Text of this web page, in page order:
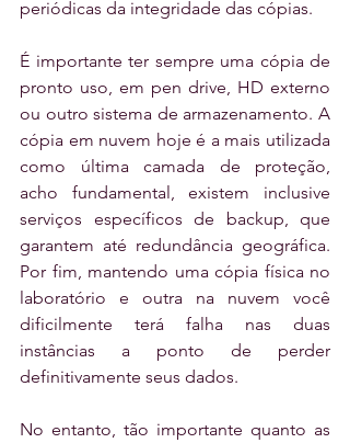
periódicas da integridade das cópias.
É importante ter sempre uma cópia de
pronto uso, em pen drive, HD externo
ou outro sistema de armazenamento. A
cópia em nuvem hoje é a mais utilizada
como última camada de proteção,
acho fundamental, existem inclusive
serviços específicos de backup, que
garantem até redundância geográfica.
Por fim, mantendo uma cópia física no
laboratório e outra na nuvem você
dificilmente terá falha nas duas
instâncias a ponto de perder
definitivamente seus dados.
No entanto, tão importante quanto as